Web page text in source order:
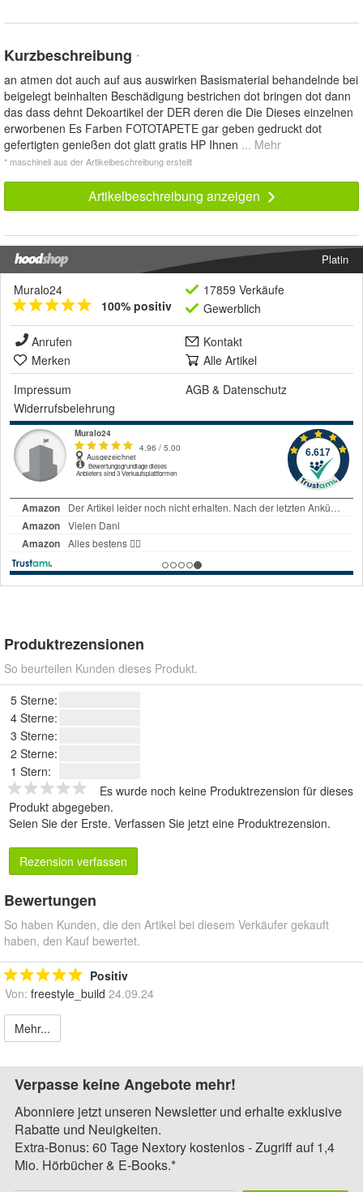
Kurzbeschreibung *
an atmen dot auch auf aus auswirken Basismaterial behandelnde bei
beigelegt beinhalten Beschädigung bestrichen dot bringen dot dann
das dass dehnt Dekoartikel der DER deren die Die Dieses einzelnen
erworbenen Es Farben FOTOTAPETE gar geben gedruckt dot
gefertigten genießen dot glatt gratis HP Ihnen ... Mehr
* maschinell aus der Artikelbeschreibung erstellt
Artikelbeschreibung anzeigen
Platin
Muralo24
100% positiv
17859 Verkäufe
Gewerblich
Anrufen
Kontakt
Merken
Alle Artikel
Impressum
AGB & Datenschutz
Widerrufsbelehrung
Produktrezensionen
So beurteilen Kunden dieses Produkt.
5 Sterne:
4 Sterne:
3 Sterne:
2 Sterne:
1 Stern:
Es wurde noch keine Produktrezension für dieses
Produkt abgegeben.
Seien Sie der Erste. Verfassen Sie jetzt eine Produktrezension.
Rezension verfassen
Bewertungen
So haben Kunden, die den Artikel bei diesem Verkäufer gekauft
haben, den Kauf bewertet.
Positiv
Von: freestyle_build 24.09.24
Mehr...
Verpasse keine Angebote mehr!
Abonniere jetzt unseren Newsletter und erhalte exklusive
Rabatte und Neuigkeiten.
Extra-Bonus: 60 Tage Nextory kostenlos - Zugriff auf 1,4
Mio. Hörbücher & E-Books.*